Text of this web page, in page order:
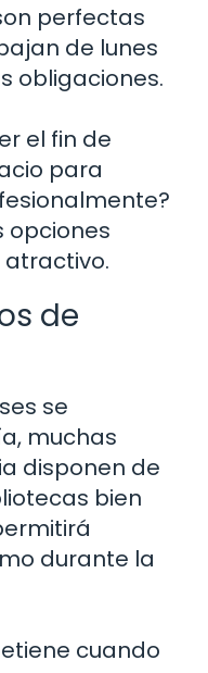
perfectas
de lunes
obligaciones.
el fin de
para
opciones
de
se
muchas
disponen de
bien
durante la
cuando